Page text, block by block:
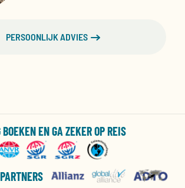
PERSOONLIJK ADVIES
EN GA ZEKER OP REIS